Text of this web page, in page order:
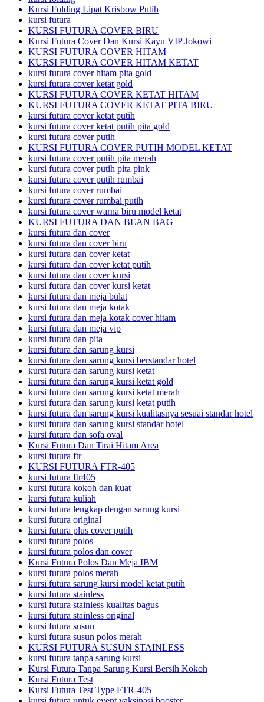
Kursi Folding Lipat Krisbow Putih
kursi futura
KURSI FUTURA COVER BIRU
Kursi Futura Cover Dan Kursi Kayu VIP Jokowi
KURSI FUTURA COVER HITAM
KURSI FUTURA COVER HITAM KETAT
kursi futura cover hitam pita gold
kursi futura cover ketat gold
KURSI FUTURA COVER KETAT HITAM
KURSI FUTURA COVER KETAT PITA BIRU
kursi futura cover ketat putih
kursi futura cover ketat putih pita gold
kursi futura cover putih
KURSI FUTURA COVER PUTIH MODEL KETAT
kursi futura cover putih pita merah
kursi futura cover putih pita pink
kursi futura cover putih rumbai
kursi futura cover rumbai
kursi futura cover rumbai putih
kursi futura cover warna biru model ketat
KURSI FUTURA DAN BEAN BAG
kursi futura dan cover
kursi futura dan cover biru
kursi futura dan cover ketat
kursi futura dan cover ketat putih
kursi futura dan cover kursi
kursi futura dan cover kursi ketat
kursi futura dan meja bulat
kursi futura dan meja kotak
kursi futura dan meja kotak cover hitam
kursi futura dan meja vip
kursi futura dan pita
kursi futura dan sarung kursi
kursi futura dan sarung kursi berstandar hotel
kursi futura dan sarung kursi ketat
kursi futura dan sarung kursi ketat gold
kursi futura dan sarung kursi ketat merah
kursi futura dan sarung kursi ketat putih
kursi futura dan sarung kursi kualitasnya sesuai standar hotel
kursi futura dan sarung kursi standar hotel
kursi futura dan sofa oval
Kursi Futura Dan Tirai Hitam Area
kursi futura ftr
KURSI FUTURA FTR-405
kursi futura ftr405
kursi futura kokoh dan kuat
kursi futura kuliah
kursi futura lengkap dengan sarung kursi
kursi futura original
kursi futura plus cover putih
kursi futura polos
kursi futura polos dan cover
Kursi Futura Polos Dan Meja IBM
kursi futura polos merah
kursi futura sarung kursi model ketat putih
kursi futura stainless
kursi futura stainless kualitas bagus
kursi futura stainless original
kursi futura susun
kursi futura susun polos merah
KURSI FUTURA SUSUN STAINLESS
kursi futura tanpa sarung kursi
Kursi Futura Tanpa Sarung Kursi Bersih Kokoh
Kursi Futura Test
Kursi Futura Test Type FTR-405